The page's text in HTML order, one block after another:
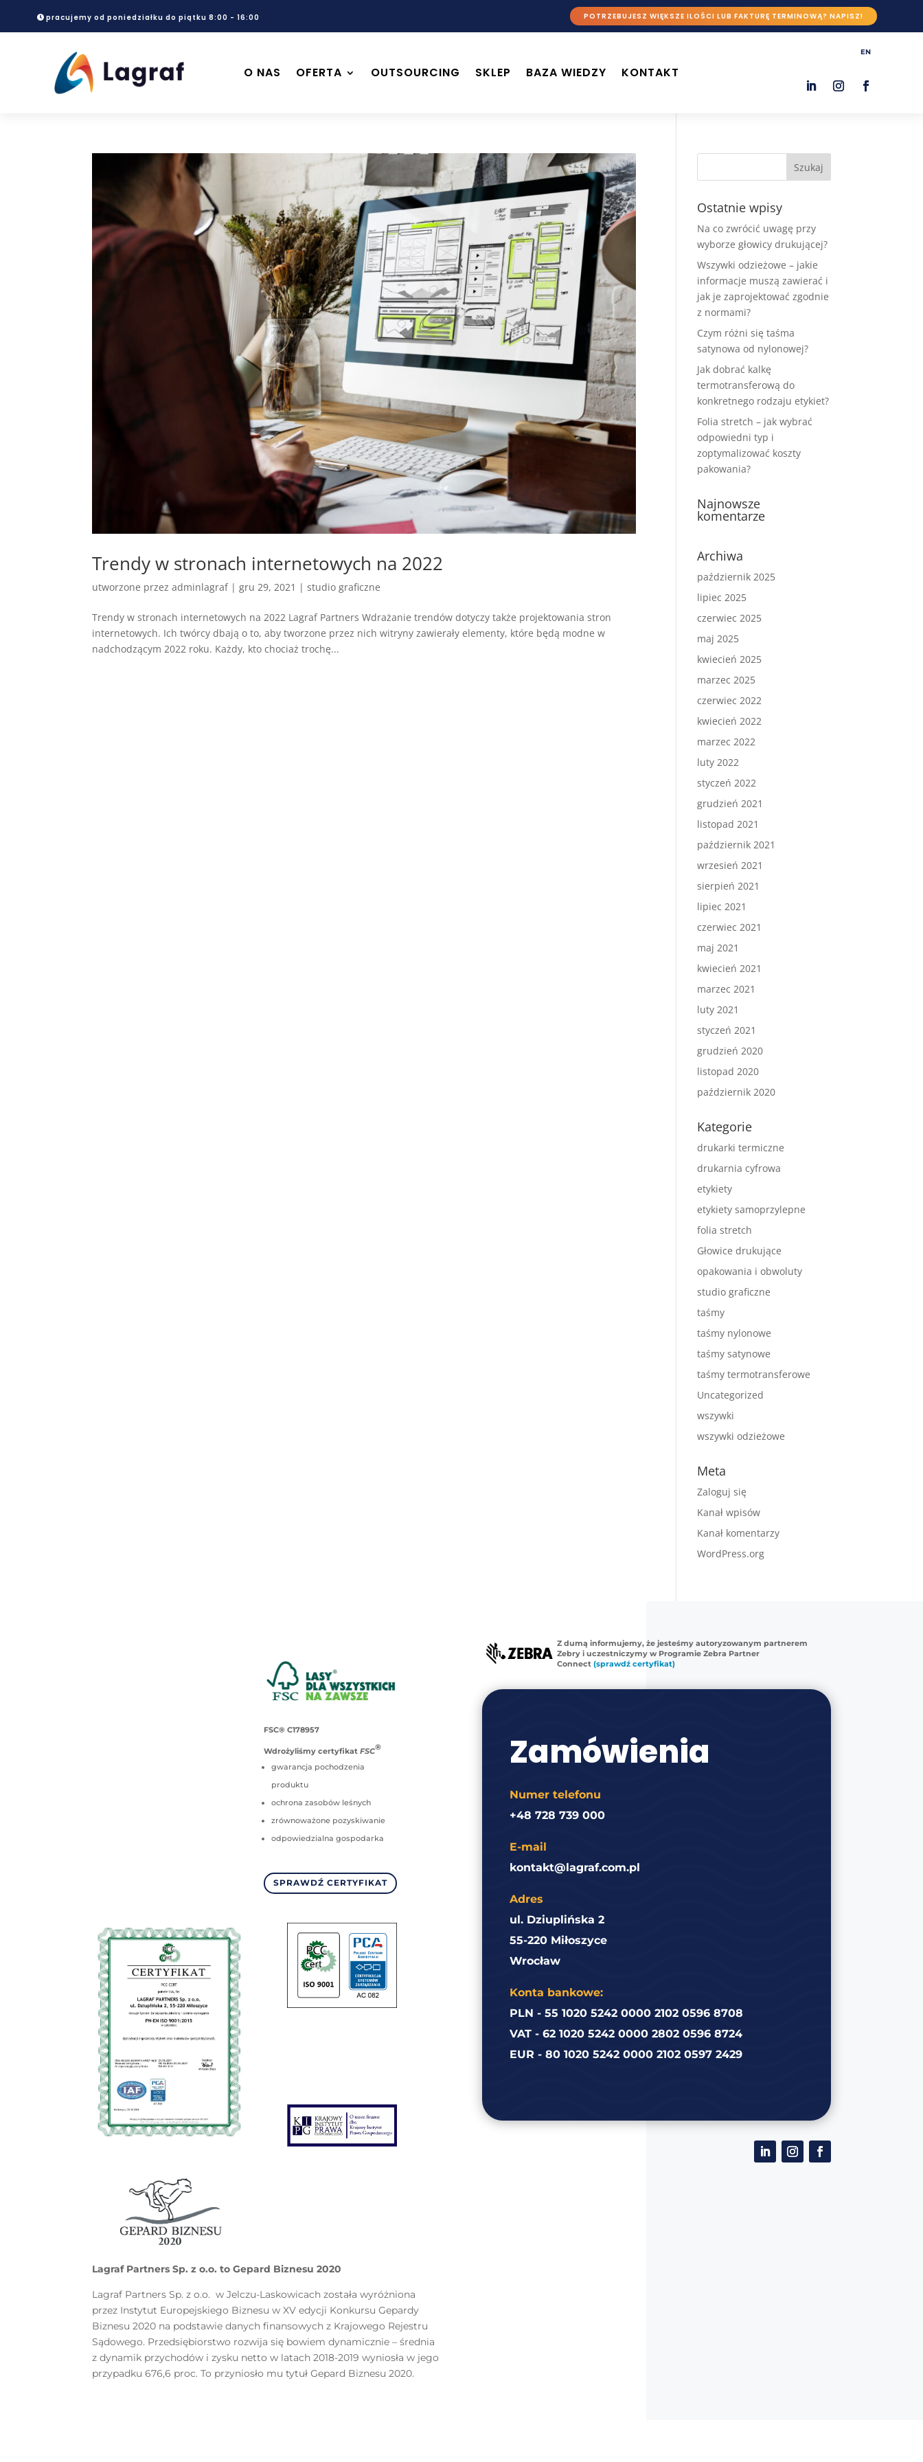
pracujemy od poniedziałku do piątku 8:00 - 16:00 POTRZEBUJESZ WIĘKSZE ILOŚCI LUB FAKTURĘ TERMINOWĄ? NAPISZ!
O NAS OFERTA OUTSOURCING SKLEP BAZA WIEDZY KONTAKT
EN
Trendy w stronach internetowych na 2022
utworzone przezadminlagraf|gru 29, 2021 |studio graficzne
Trendy w stronach internetowych na 2022 Lagraf Partners Wdrażanie trendów dotyczy także projektowania stron
internetowych. Ich twórcy dbają o to, aby tworzone przez nich witryny zawierały elementy, które będą modne w
nadchodzącym 2022 roku. Każdy, kto chociaż trochę...
Ostatnie wpisy
Na co zwrócić uwagę przy
wyborze głowicy drukującej?
Wszywki odzieżowe – jakie
informacje muszą zawierać i
jak je zaprojektować zgodnie
z normami?
Czym różni się taśma
satynowa od nylonowej?
Jak dobrać kalkę
termotransferową do
konkretnego rodzaju etykiet?
Folia stretch – jak wybrać
odpowiedni typ i
zoptymalizować koszty
pakowania?
Najnowsze
komentarze
Archiwa
październik 2025
lipiec 2025
czerwiec 2025
maj 2025
kwiecień 2025
marzec 2025
czerwiec 2022
kwiecień 2022
marzec 2022
luty 2022
styczeń 2022
grudzień 2021
listopad 2021
październik 2021
wrzesień 2021
sierpień 2021
lipiec 2021
czerwiec 2021
maj 2021
kwiecień 2021
marzec 2021
luty 2021
styczeń 2021
grudzień 2020
listopad 2020
październik 2020
Kategorie
drukarki termiczne
drukarnia cyfrowa
etykiety
etykiety samoprzylepne
folia stretch
Głowice drukujące
opakowania i obwoluty
studio graficzne
taśmy
taśmy nylonowe
taśmy satynowe
taśmy termotransferowe
Uncategorized
wszywki
wszywki odzieżowe
Meta
Zaloguj się
Kanał wpisów
Kanał komentarzy
WordPress.org
FSC® C178957
Wdrożyliśmy certyfikat FSC®
gwarancja pochodzenia
produktu
ochrona zasobów leśnych
zrównoważone pozyskiwanie
odpowiedzialna gospodarka
SPRAWDŹ CERTYFIKAT
Lagraf Partners Sp. z o.o. to Gepard Biznesu 2020
Lagraf Partners Sp. z o.o. w Jelczu-Laskowicach została wyróżniona
przez Instytut Europejskiego Biznesu w XV edycji Konkursu Gepardy
Biznesu 2020 na podstawie danych finansowych z Krajowego Rejestru
Sądowego. Przedsiębiorstwo rozwija się bowiem dynamicznie – średnia
z dynamik przychodów i zysku netto w latach 2018-2019 wyniosła w jego
przypadku 676,6 proc. To przyniosło mu tytuł Gepard Biznesu 2020.
Z dumą informujemy, że jesteśmy autoryzowanym partnerem
Zebry i uczestniczymy w Programie Zebra Partner
Connect (sprawdź certyfikat)
Zamówienia
Numer telefonu
+48 728 739 000
E-mail
kontakt@lagraf.com.pl
Adres
ul. Dziuplińska 2
55-220 Miłoszyce
Wrocław
Konta bankowe:
PLN - 55 1020 5242 0000 2102 0596 8708
VAT - 62 1020 5242 0000 2802 0596 8724
EUR - 80 1020 5242 0000 2102 0597 2429